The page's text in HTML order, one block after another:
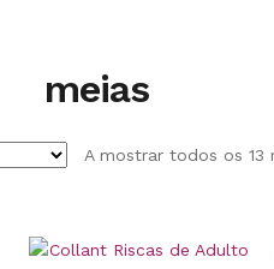
meias
A mostrar todos os 13